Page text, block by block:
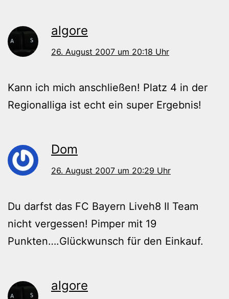
algore
26. August 2007 um 20:18 Uhr
Kann ich mich anschließen! Platz 4 in der
Regionalliga ist echt ein super Ergebnis!
Dom
26. August 2007 um 20:29 Uhr
Du darfst das FC Bayern Liveh8 II Team
nicht vergessen! Pimper mit 19
Punkten….Glückwunsch für den Einkauf.
algore